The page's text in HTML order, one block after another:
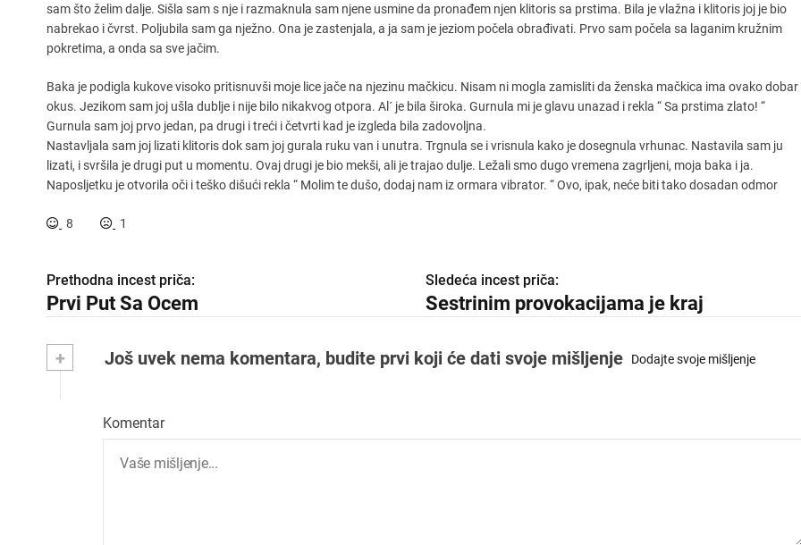
sam što želim dalje. Sišla sam s nje i razmaknula sam njene usmine da pronađem njen klitoris sa prstima. Bila je vlažna i klitoris joj je bio
nabrekao i čvrst. Poljubila sam ga nježno. Ona je zastenjala, a ja sam je jeziom počela obrađivati. Prvo sam počela sa laganim kružnim
pokretima, a onda sa sve jačim.
Baka je podigla kukove visoko pritisnuvši moje lice jače na njezinu mačkicu. Nisam ni mogla zamisliti da ženska mačkica ima ovako dobar
okus. Jezikom sam joj ušla dublje i nije bilo nikakvog otpora. Al´ je bila široka. Gurnula mi je glavu unazad i rekla “ Sa prstima zlato! “
Gurnula sam joj prvo jedan, pa drugi i treći i četvrti kad je izgleda bila zadovoljna.
Nastavljala sam joj lizati klitoris dok sam joj gurala ruku van i unutra. Trgnula se i vrisnula kako je dosegnula vrhunac. Nastavila sam ju
lizati, i svršila je drugi put u momentu. Ovaj drugi je bio mekši, ali je trajao dulje. Ležali smo dugo vremena zagrljeni, moja baka i ja.
Naposljetku je otvorila oči i teško dišući rekla “ Molim te dušo, dodaj nam iz ormara vibrator. “ Ovo, ipak, neće biti tako dosadan odmor
8 1
K
r
e
Prethodna incest priča:
Prvi Put Sa Ocem
Sledeća incest priča:
Sestrinim provokacijama je kraj
+ Još uvek nema komentara, budite prvi koji će dati svoje mišljenje Dodajte svoje mišljenje
Komentar